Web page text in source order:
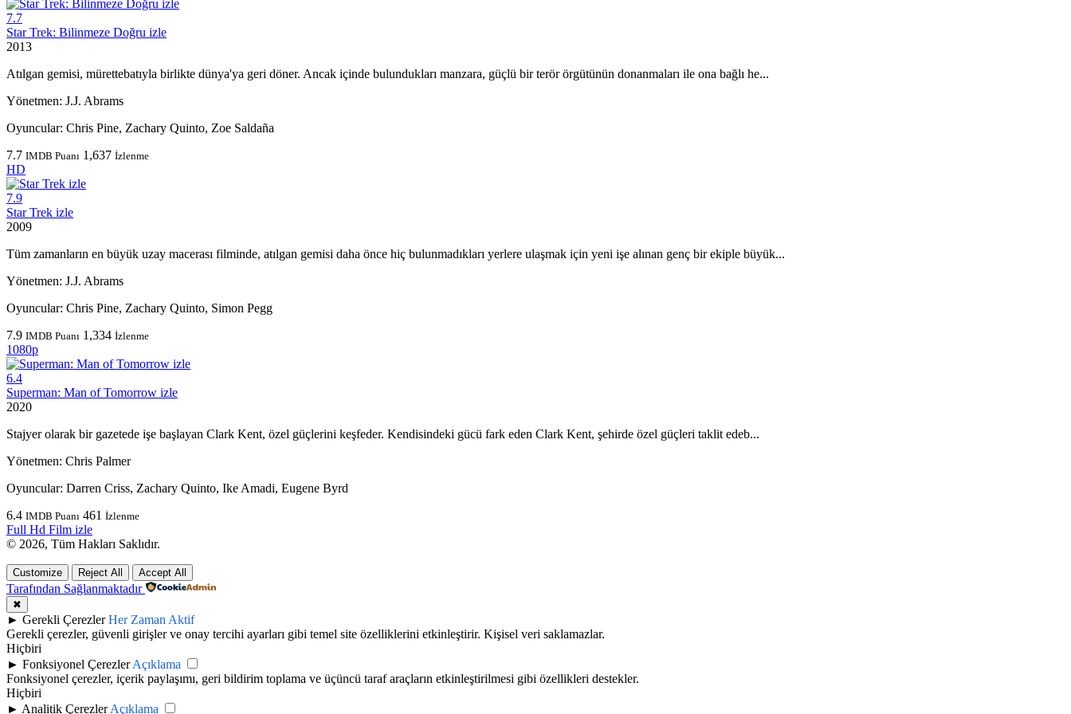
7.7
Star Trek: Bilinmeze Doğru izle
2013
Atılgan gemisi, mürettebatıyla birlikte dünya'ya geri döner. Ancak içinde bulundukları manzara, güçlü bir terör örgütünün donanmaları ile ona bağlı he...
Yönetmen: J.J. Abrams
Oyuncular: Chris Pine, Zachary Quinto, Zoe Saldaña
7.7 IMDB Puanı 1,637 İzlenme
HD
7.9
Star Trek izle
2009
Tüm zamanların en büyük uzay macerası filminde, atılgan gemisi daha önce hiç bulunmadıkları yerlere ulaşmak için yeni işe alınan genç bir ekiple büyük...
Yönetmen: J.J. Abrams
Oyuncular: Chris Pine, Zachary Quinto, Simon Pegg
7.9 IMDB Puanı 1,334 İzlenme
1080p
6.4
Superman: Man of Tomorrow izle
2020
Stajyer olarak bir gazetede işe başlayan Clark Kent, özel güçlerini keşfeder. Kendisindeki gücü fark eden Clark Kent, şehirde özel güçleri taklit edeb...
Yönetmen: Chris Palmer
Oyuncular: Darren Criss, Zachary Quinto, Ike Amadi, Eugene Byrd
6.4 IMDB Puanı 461 İzlenme
Full Hd Film izle
© 2026, Tüm Hakları Saklıdır.
Customize Reject All Accept All
Tarafından Sağlanmaktadır
✖
► Gerekli Çerezler Her Zaman Aktif
Gerekli çerezler, güvenli girişler ve onay tercihi ayarları gibi temel site özelliklerini etkinleştirir. Kişisel veri saklamazlar.
Hiçbiri
► Fonksiyonel Çerezler Açıklama
Fonksiyonel çerezler, içerik paylaşımı, geri bildirim toplama ve üçüncü taraf araçların etkinleştirilmesi gibi özellikleri destekler.
Hiçbiri
► Analitik Çerezler Açıklama